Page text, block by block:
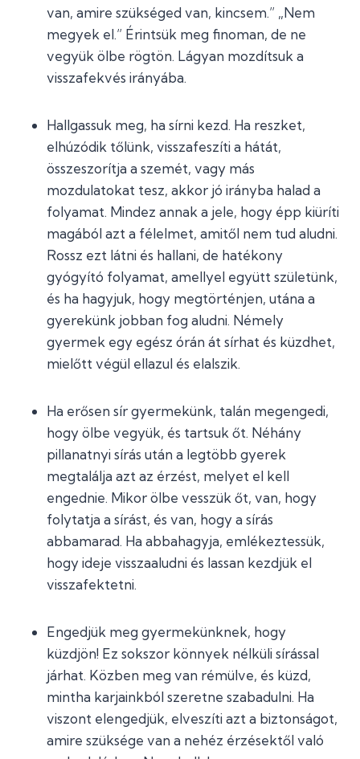
van, amire szükséged van, kincsem.” „Nem
megyek el.” Érintsük meg finoman, de ne
vegyük ölbe rögtön. Lágyan mozdítsuk a
visszafekvés irányába.
Hallgassuk meg, ha sírni kezd. Ha reszket,
elhúzódik tőlünk, visszafeszíti a hátát,
összeszorítja a szemét, vagy más
mozdulatokat tesz, akkor jó irányba halad a
folyamat. Mindez annak a jele, hogy épp kiüríti
magából azt a félelmet, amitől nem tud aludni.
Rossz ezt látni és hallani, de hatékony
gyógyító folyamat, amellyel együtt születünk,
és ha hagyjuk, hogy megtörténjen, utána a
gyerekünk jobban fog aludni. Némely
gyermek egy egész órán át sírhat és küzdhet,
mielőtt végül ellazul és elalszik.
Ha erősen sír gyermekünk, talán megengedi,
hogy ölbe vegyük, és tartsuk őt. Néhány
pillanatnyi sírás után a legtöbb gyerek
megtalálja azt az érzést, melyet el kell
engednie. Mikor ölbe vesszük őt, van, hogy
folytatja a sírást, és van, hogy a sírás
abbamarad. Ha abbahagyja, emlékeztessük,
hogy ideje visszaaludni és lassan kezdjük el
visszafektetni.
Engedjük meg gyermekünknek, hogy
küzdjön! Ez sokszor könnyek nélküli sírással
járhat. Közben meg van rémülve, és küzd,
mintha karjainkból szeretne szabadulni. Ha
viszont elengedjük, elveszíti azt a biztonságot,
amire szüksége van a nehéz érzésektől való